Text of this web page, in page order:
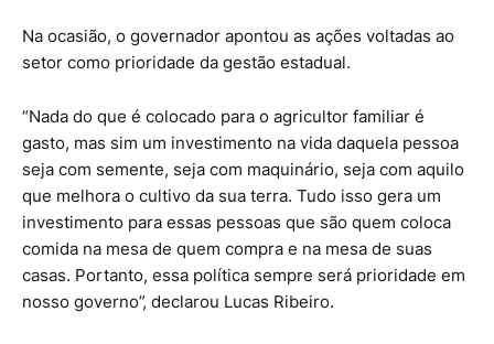
Na ocasião, o governador apontou as ações voltadas ao
setor como prioridade da gestão estadual.
“Nada do que é colocado para o agricultor familiar é
gasto, mas sim um investimento na vida daquela pessoa
seja com semente, seja com maquinário, seja com aquilo
que melhora o cultivo da sua terra. Tudo isso gera um
investimento para essas pessoas que são quem coloca
comida na mesa de quem compra e na mesa de suas
casas. Portanto, essa política sempre será prioridade em
nosso governo”, declarou Lucas Ribeiro.